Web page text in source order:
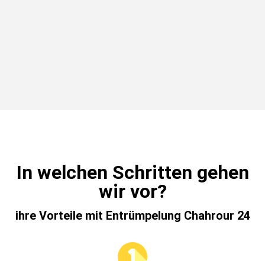
In welchen Schritten gehen
wir vor?
ihre Vorteile mit Entrümpelung Chahrour 24